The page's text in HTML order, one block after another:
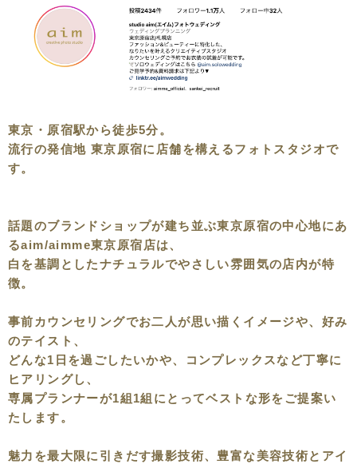
東京・原宿駅から徒歩5分。
流行の発信地 東京原宿に店舗を構えるフォトスタジオで
す。
話題のブランドショップが建ち並ぶ東京原宿の中心地にあ
るaim/aimme東京原宿店は、
白を基調としたナチュラルでやさしい雰囲気の店内が特
徴。
事前カウンセリングでお二人が思い描くイメージや、好み
のテイスト、
どんな1日を過ごしたいかや、コンプレックスなど丁寧に
ヒアリングし、
専属プランナーが1組1組にとってベストな形をご提案い
たします。
魅力を最大限に引きだす撮影技術、豊富な美容技術とアイ